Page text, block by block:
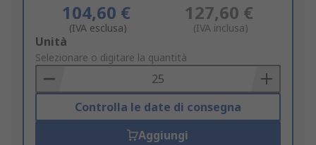
104,60 €
(IVA esclusa)
127,60 €
(IVA inclusa)
Add
to
Basket
Unità
Selezionare o digitare la quantità
Controlla le date di consegna
Aggiungi